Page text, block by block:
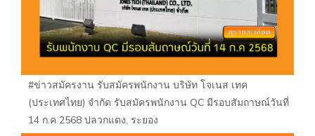
#ข่าวสมัครงาน รับสมัครพนักงาน บริษัท โจเนส เทค
(ประเทศไทย) จำกัด รับสมัครพนักงาน QC มีรอบสัมถาษณ์วันที่
14 ก.ค 2568 ปลวกแดง, ระยอง